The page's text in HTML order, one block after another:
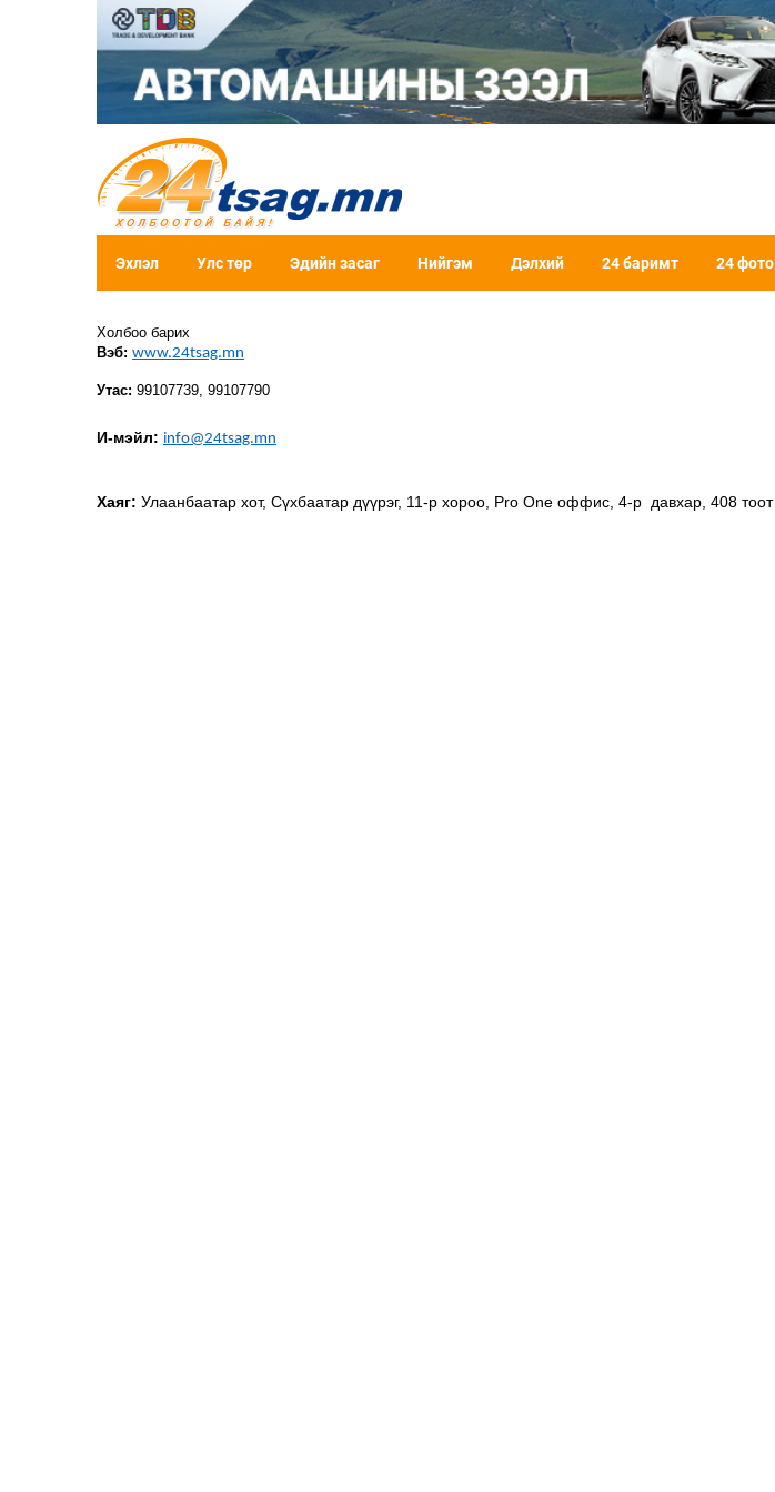
Эхлэл Улс төр Эдийн засаг Нийгэм Дэлхий 24 баримт 24 фото
Холбоо барих
Вэб: www.24tsag.mn
Утас: 99107739, 99107790
И-мэйл: info@24tsag.mn
Хаяг: Улаанбаатар хот, Сүхбаатар дүүрэг, 11-р хороо, Pro One оффис, 4-р давхар, 408 тоот